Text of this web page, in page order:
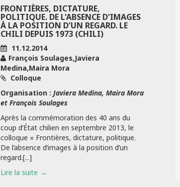
FRONTIÈRES, DICTATURE,
POLITIQUE. DE L'ABSENCE D'IMAGES
À LA POSITION D'UN REGARD. LE
CHILI DEPUIS 1973 (CHILI)
11.12.2014
François Soulages,Javiera
Medina,Maira Mora
Colloque
Organisation : Javiera Medina, Maira Mora
et François Soulages
Après la commémoration des 40 ans du
coup d’État chilien en septembre 2013, le
colloque « Frontières, dictature, politique.
De l’absence d’images à la position d’un
regard.[...]
Lire la suite